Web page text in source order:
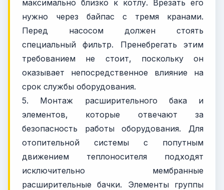
максимально близко к котлу. Врезать его
нужно через байпас с тремя кранами.
Перед насосом должен стоять
специальный фильтр. Пренебрегать этим
требованием не стоит, поскольку он
оказывает непосредственное влияние на
срок службы оборудования.
5. Монтаж расширительного бака и
элементов, которые отвечают за
безопасность работы оборудования. Для
отопительной системы с попутным
движением теплоносителя подходят
исключительно мембранные
расширительные бачки. Элементы группы